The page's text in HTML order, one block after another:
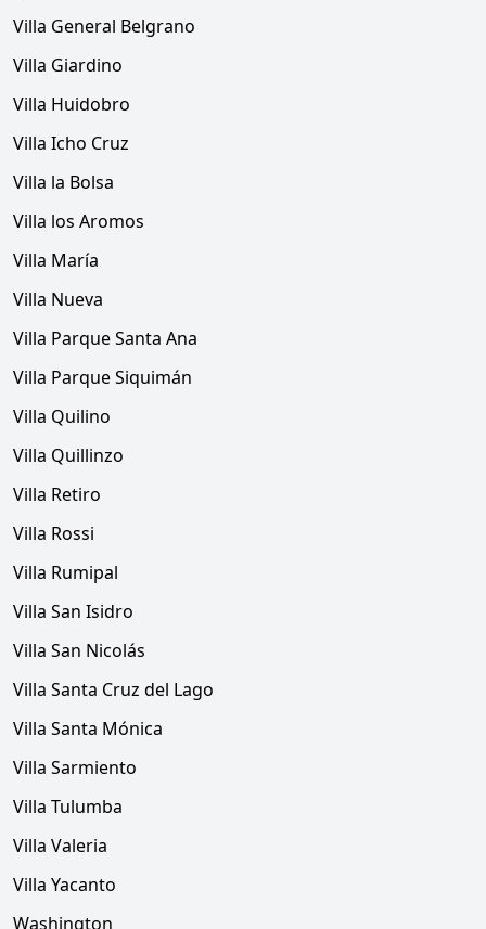
Villa General Belgrano
Villa Giardino
Villa Huidobro
Villa Icho Cruz
Villa la Bolsa
Villa los Aromos
Villa María
Villa Nueva
Villa Parque Santa Ana
Villa Parque Siquimán
Villa Quilino
Villa Quillinzo
Villa Retiro
Villa Rossi
Villa Rumipal
Villa San Isidro
Villa San Nicolás
Villa Santa Cruz del Lago
Villa Santa Mónica
Villa Sarmiento
Villa Tulumba
Villa Valeria
Villa Yacanto
Washington